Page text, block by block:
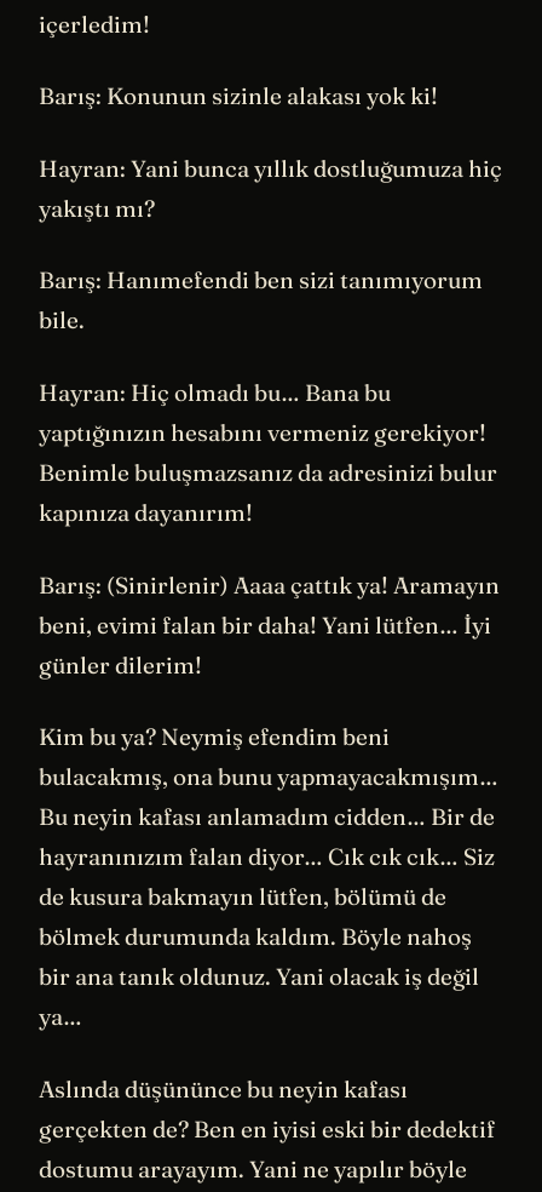
içerledim!
Barış: Konunun sizinle alakası yok ki!
Hayran: Yani bunca yıllık dostluğumuza hiç
yakıştı mı?
Barış: Hanımefendi ben sizi tanımıyorum
bile.
Hayran: Hiç olmadı bu… Bana bu
yaptığınızın hesabını vermeniz gerekiyor!
Benimle buluşmazsanız da adresinizi bulur
kapınıza dayanırım!
Barış: (Sinirlenir) Aaaa çattık ya! Aramayın
beni, evimi falan bir daha! Yani lütfen… İyi
günler dilerim!
Kim bu ya? Neymiş efendim beni
bulacakmış, ona bunu yapmayacakmışım…
Bu neyin kafası anlamadım cidden… Bir de
hayranınızım falan diyor… Cık cık cık… Siz
de kusura bakmayın lütfen, bölümü de
bölmek durumunda kaldım. Böyle nahoş
bir ana tanık oldunuz. Yani olacak iş değil
ya…
Aslında düşününce bu neyin kafası
gerçekten de? Ben en iyisi eski bir dedektif
dostumu arayayım. Yani ne yapılır böyle